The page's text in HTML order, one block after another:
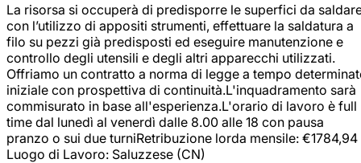
La risorsa si occuperà di predisporre le superfici da
con l’utilizzo di appositi strumenti, effettuare la saldatura a
filo su pezzi già predisposti ed eseguire manutenzione e
controllo degli utensili e degli altri apparecchi utilizzati.
Offriamo un contratto a norma di legge a tempo
iniziale con prospettiva di continuità.L'inquadramento sarà
commisurato in base all'esperienza.L'orario di lavoro è full
time dal lunedì al venerdì dalle 8.00 alle 18 con pausa
pranzo o sui due turniRetribuzione lorda mensile: €1784,94
Luogo di Lavoro: Saluzzese (CN)